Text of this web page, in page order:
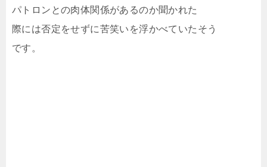
パトロンとの肉体関係があるのか聞かれた
際には否定をせずに苦笑いを浮かべていたそう
です。